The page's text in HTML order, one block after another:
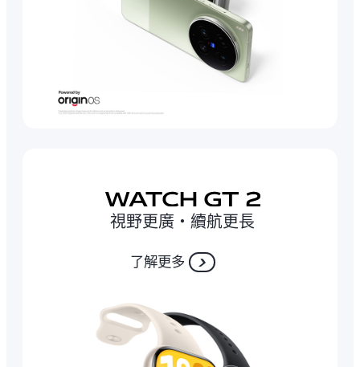
視野更廣‧續航更長
了解更多